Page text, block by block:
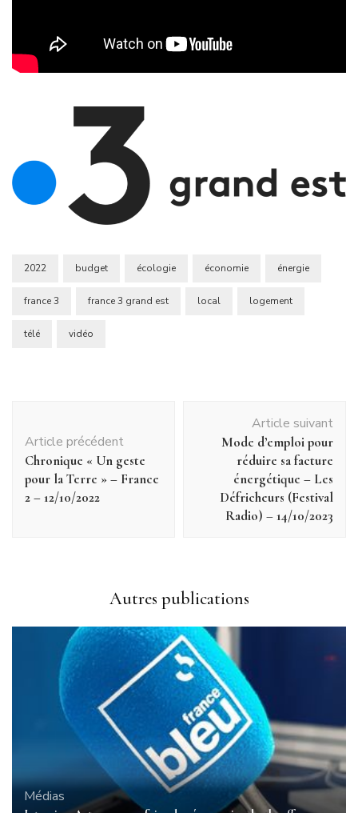
2022 budget écologie économie énergie
france 3 france 3 grand est local logement
télé vidéo
Article précédent
Chronique « Un geste
pour la Terre » – France
2 – 12/10/2022
Article suivant
Mode d’emploi pour
réduire sa facture
énergétique – Les
Défricheurs (Festival
Radio) – 14/10/2023
Autres publications
Médias